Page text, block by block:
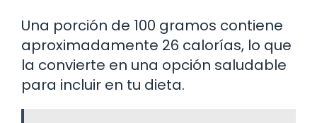
Una porción de 100 gramos contiene
aproximadamente 26 calorías, lo que
la convierte en una opción saludable
para incluir en tu dieta.